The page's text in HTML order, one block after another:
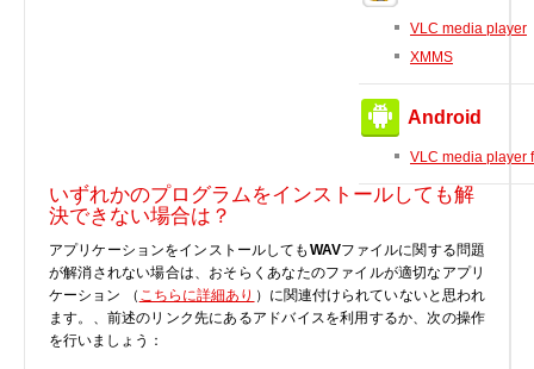
VLC media player
XMMS
Android
VLC media player
いずれかのプログラムをインストールしても解
決できない場合は？
アプリケーションをインストールしても WAVファイルに関する問題
が解消されない場合は、おそらくあなたのファイルが適切なアプリ
ケーション （ こちらに詳細あり ）に関連付けられていないと思われ
ます。、前述のリンク先にあるアドバイスを利用するか、次の操作
を行いましょう：